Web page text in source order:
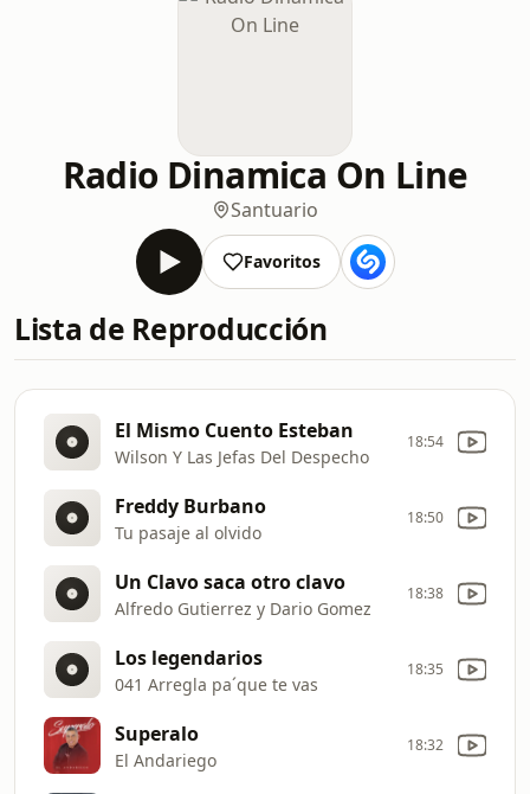
Radio Dinamica On Line
Santuario
Favoritos
Lista de Reproducción
El Mismo Cuento Esteban
Wilson Y Las Jefas Del Despecho
18:54
Freddy Burbano
Tu pasaje al olvido
18:50
Un Clavo saca otro clavo
Alfredo Gutierrez y Dario Gomez
18:38
Los legendarios
041 Arregla pa´que te vas
18:35
Superalo
El Andariego
18:32